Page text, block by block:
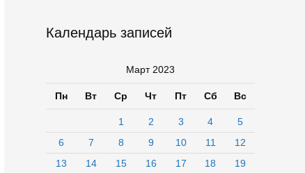
Календарь записей
Март 2023
Пн Вт Ср Чт Пт Сб Вс
1 2 3 4
5
6
7 8 9 10 11
12
13
14 15 16 17 18
19